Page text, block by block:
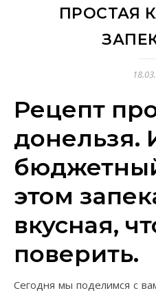
ПРОСТАЯ
Рецепт
донельзя.
этом
вкусная,
поверить.
Сегодня мы поделимся с вами великолепным рецептом